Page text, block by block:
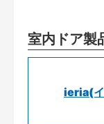
室内ドア製
ieria(イ